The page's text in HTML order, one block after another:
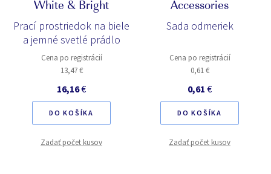
White & Bright
Prací prostriedok na biele
a jemné svetlé prádlo
Cena po registrácií
13,47 €
16,16€
DO KOŠÍKA
Zadať počet kusov
Accessories
Sada odmeriek
Cena po registrácií
0,61 €
0,61 €
DO KOŠÍKA
Zadať počet kusov